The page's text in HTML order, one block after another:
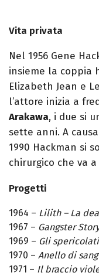
Vita privata
Nel 1956 Gene
insieme la coppia
Elizabeth Jean e
l’attore inizia a
Arakawa, i due si
sette anni. A
1990 Hackman si
chirurgico che va
Progetti
1964 – Lilith – La
1967 – Gangster
1969 – Gli
1970 – Anello di
1971 – Il braccio